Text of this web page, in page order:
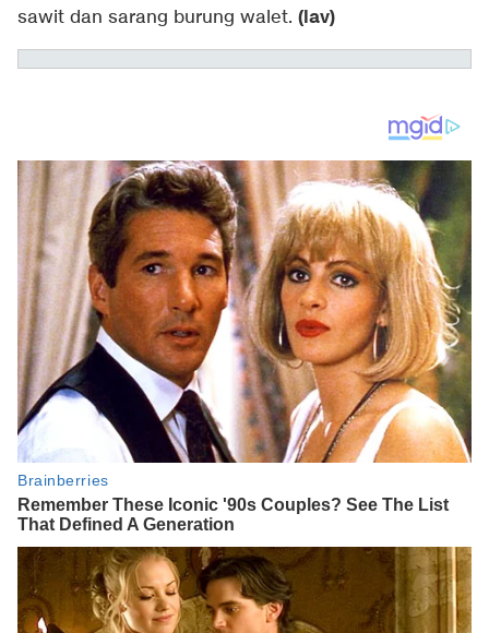
sawit dan sarang burung walet. (lav)